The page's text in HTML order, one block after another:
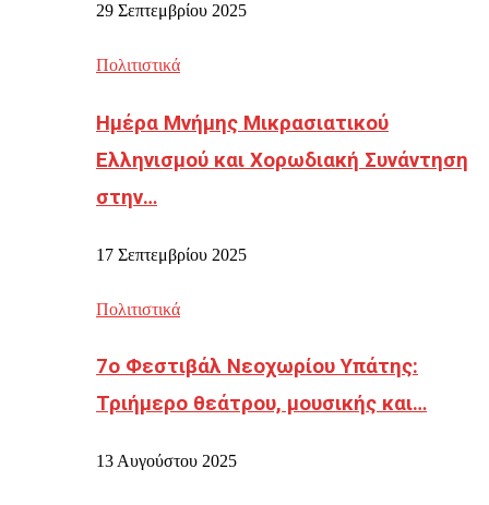
29 Σεπτεμβρίου 2025
Πολιτιστικά
Ημέρα Μνήμης Μικρασιατικού
Ελληνισμού και Χορωδιακή Συνάντηση
στην…
17 Σεπτεμβρίου 2025
Πολιτιστικά
7ο Φεστιβάλ Νεοχωρίου Υπάτης:
Τριήμερο θεάτρου, μουσικής και…
13 Αυγούστου 2025